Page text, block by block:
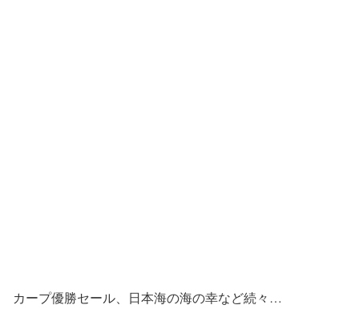
カープ優勝セール、日本海の海の幸など続々…